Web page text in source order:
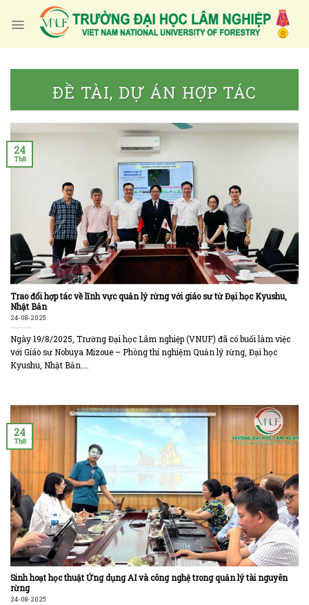
ĐỀ TÀI, DỰ ÁN HỢP TÁC
Trao đổi hợp tác về lĩnh vực quản lý rừng với giáo sư từ Đại học Kyushu,
Nhật Bản
24-08-2025
Ngày 19/8/2025, Trường Đại học Lâm nghiệp (VNUF) đã có buổi làm việc
với Giáo sư Nobuya Mizoue – Phòng thí nghiệm Quản lý rừng, Đại học
Kyushu, Nhật Bản....
24
Th8
Sinh hoạt học thuật Ứng dụng AI và công nghệ trong quản lý tài nguyên
rừng
24-08-2025
24
Th8